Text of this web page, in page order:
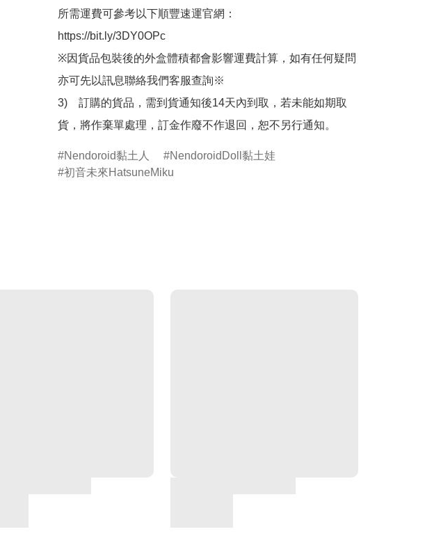
所需運費可參考以下順豐速運官網：
https://bit.ly/3DY0OPc
※因貨品包裝後的外盒體積都會影響運費計算，如有任何疑問
亦可先以訊息聯絡我們客服查詢※
3)　訂購的貨品，需到貨通知後14天內到取，若未能如期取
貨，將作棄單處理，訂金作廢不作退回，恕不另行通知。
Nendoroid黏土人
NendoroidDoll黏土娃
初音未來HatsuneMiku